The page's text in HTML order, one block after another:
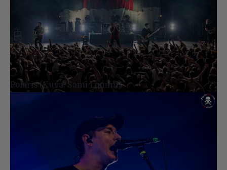
Polaris (Kuva: Sami Lommi)